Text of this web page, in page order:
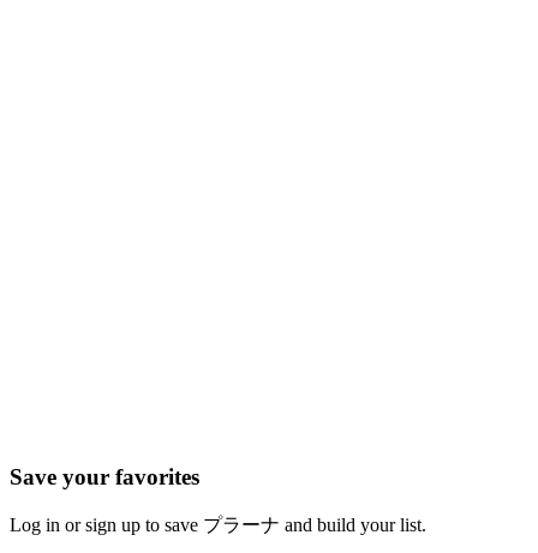
Save your favorites
Log in or sign up to save プラーナ and build your list.